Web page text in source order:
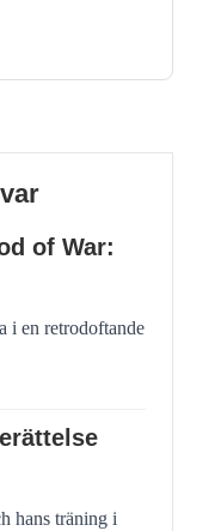
of War:
i en retrodoftande
hans träning i